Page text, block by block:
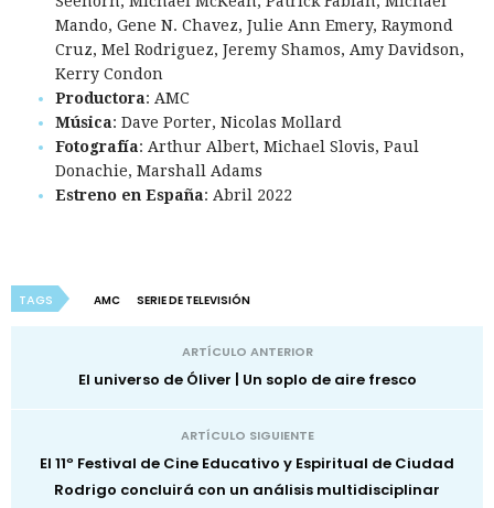
Mando, Gene N. Chavez, Julie Ann Emery, Raymond
Cruz, Mel Rodriguez, Jeremy Shamos, Amy Davidson,
Kerry Condon
Productora: AMC
Música: Dave Porter, Nicolas Mollard
Fotografía: Arthur Albert, Michael Slovis, Paul
Donachie, Marshall Adams
Estreno en España: Abril 2022
TAGS AMC SERIE DE TELEVISIÓN
ARTÍCULO ANTERIOR
El universo de Óliver | Un soplo de aire fresco
ARTÍCULO SIGUIENTE
El 11º Festival de Cine Educativo y Espiritual de Ciudad
Rodrigo concluirá con un análisis multidisciplinar